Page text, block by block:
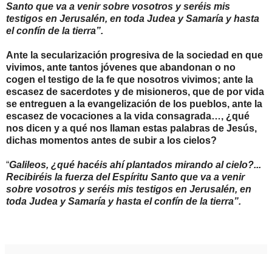
Santo que va a venir sobre vosotros y seréis mis
testigos en Jerusalén, en toda Judea y Samaría y hasta
el confín de la tierra”.
Ante la secularización progresiva de la sociedad en que
vivimos, ante tantos jóvenes que abandonan o no
cogen el testigo de la fe que nosotros vivimos; ante la
escasez de sacerdotes y de misioneros, que de por vida
se entreguen a la evangelización de los pueblos, ante la
escasez de vocaciones a la vida consagrada…, ¿qué
nos dicen y a qué nos llaman estas palabras de Jesús,
dichas momentos antes de subir a los cielos?
“Galileos, ¿qué hacéis ahí plantados mirando al cielo?...
Recibiréis la fuerza del Espíritu Santo que va a venir
sobre vosotros y seréis mis testigos en Jerusalén, en
toda Judea y Samaría y hasta el confín de la tierra”.